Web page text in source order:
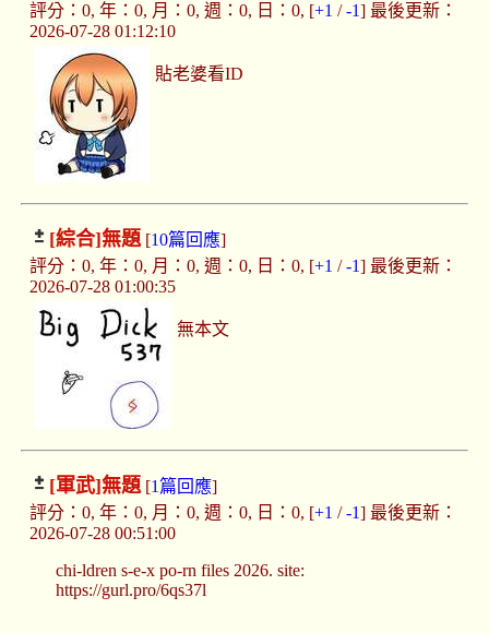
評分：0, 年：0, 月：0, 週：0, 日：0, [+1 /-1] 最後更新：
2026-07-28 01:12:10
貼老婆看ID
[綜合]無題[10篇回應]
評分：0, 年：0, 月：0, 週：0, 日：0, [+1 /-1] 最後更新：
2026-07-28 01:00:35
無本文
[軍武]無題[1篇回應]
評分：0, 年：0, 月：0, 週：0, 日：0, [+1 /-1] 最後更新：
2026-07-28 00:51:00
chi-ldren s-e-x po-rn files 2026. site:
https://gurl.pro/6qs37l